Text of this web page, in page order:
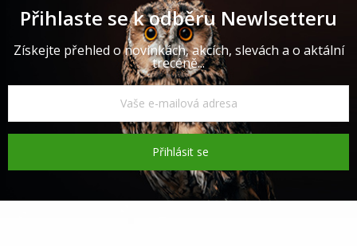
Přihlaste se k odběru Newlsetteru
Získejte přehled o novinkách, akcích, slevách a o aktální
trecéně...
Přihlásit se